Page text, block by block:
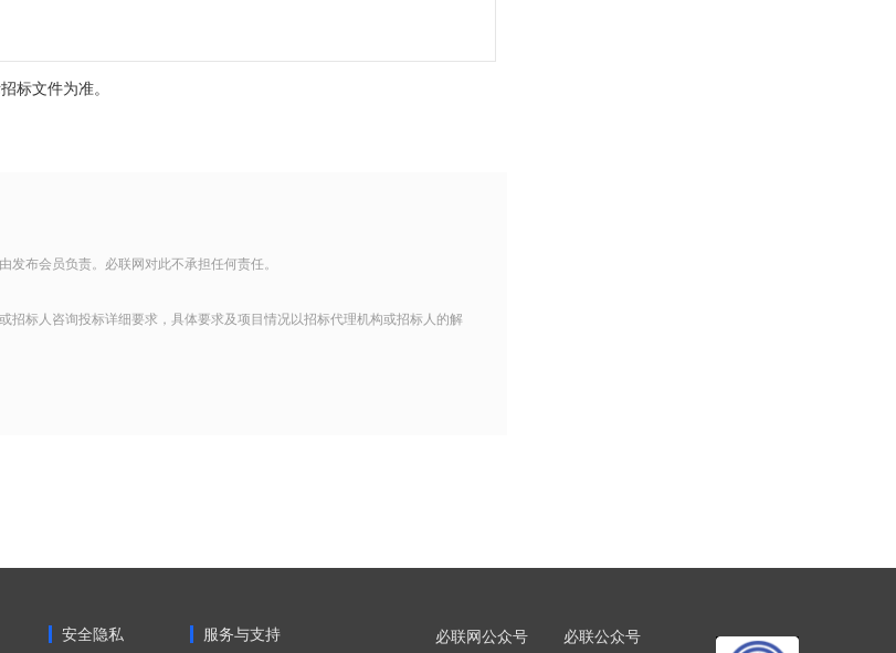
标文件为准。
布会员负责。必联网对此不承担任何责任。
标人咨询投标详细要求，具体要求及项目情况以招标代理机构或招标人的解
安全隐私 服务与支持 必联网公众号 必联公众号